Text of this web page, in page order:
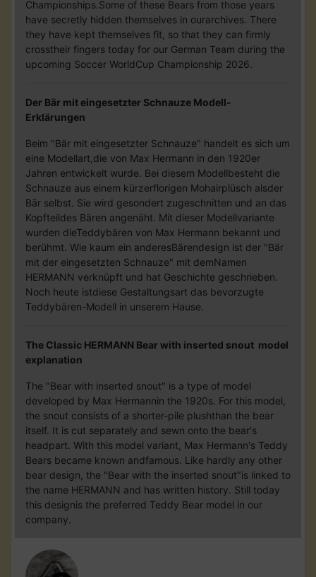
Championships.Some of these Bears from those years
have secretly hidden themselves in ourarchives. There
they have kept themselves fit, so that they can firmly
crosstheir fingers today for our German Team during the
upcoming Soccer WorldCup Championship 2026.
Der Bär mit eingesetzter Schnauze Modell-
Erklärungen
Beim "Bär mit eingesetzter Schnauze" handelt es sich um
eine Modellart,die von Max Hermann in den 1920er
Jahren entwickelt wurde. Bei diesem Modellbesteht die
Schnauze aus einem kürzerflorigen Mohairplüsch alsder
Bär selbst. Sie wird gesondert zugeschnitten und an das
Kopfteildes Bären angenäht. Mit dieser Modellvariante
wurden dieTeddybären von Max Hermann bekannt und
berühmt. Wie kaum ein anderesBärendesign ist der "Bär
mit der eingesetzten Schnauze" mit demNamen
HERMANN verknüpft und hat Geschichte geschrieben.
Noch heute istdiese Gestaltungsart das bevorzugte
Teddybären-Modell in unserem Hause.
The Classic HERMANN Bear with inserted snout model
explanation
The "Bear with inserted snout" is a type of model
developed by Max Hermannin the 1920s. For this model,
the snout consists of a shorter-pile plushthan the bear
itself. It is cut separately and sewn onto the bear's
headpart. With this model variant, Max Hermann's Teddy
Bears became known andfamous. Like hardly any other
bear design, the "Bear with the inserted snout"is linked to
the name HERMANN and has written history. Still today
this designis the preferred Teddy Bear model in our
company.